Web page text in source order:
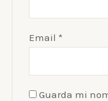
Email *
Guarda mi